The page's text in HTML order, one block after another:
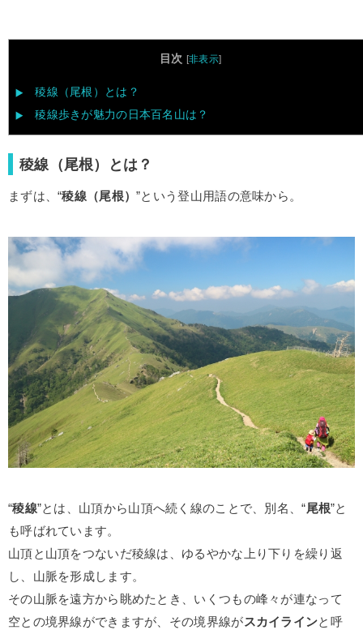
目次 [非表示]
稜線（尾根）とは？
稜線歩きが魅力の日本百名山は？
稜線（尾根）とは？
まずは、“稜線（尾根）”という登山用語の意味から。
“稜線”とは、山頂から山頂へ続く線のことで、別名、“尾根”と
も呼ばれています。
山頂と山頂をつないだ稜線は、ゆるやかな上り下りを繰り返
し、山脈を形成します。
その山脈を遠方から眺めたとき、いくつもの峰々が連なって
空との境界線ができますが、その境界線がスカイラインと呼